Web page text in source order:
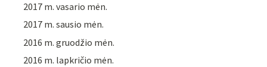
2017 m. vasario mėn.
2017 m. sausio mėn.
2016 m. gruodžio mėn.
2016 m. lapkričio mėn.